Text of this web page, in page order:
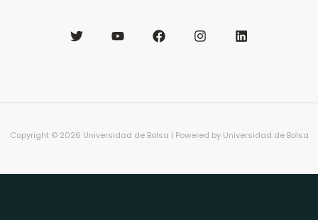
Copyright © 2026 Universidad de Bolsa | Powered by Universidad de Bolsa